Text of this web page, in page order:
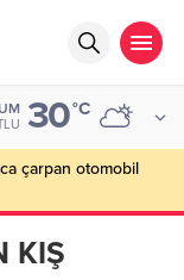
30°C
çarpan otomobil
KIŞ